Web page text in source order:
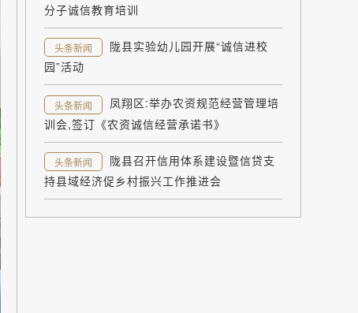
分子诚信教育培训
头条新闻
陇县实验幼儿园开展“诚信进校
园”活动
头条新闻
凤翔区:举办农资规范经营管理培
训会,签订《农资诚信经营承诺书》
头条新闻
陇县召开信用体系建设暨信贷支
持县域经济促乡村振兴工作推进会